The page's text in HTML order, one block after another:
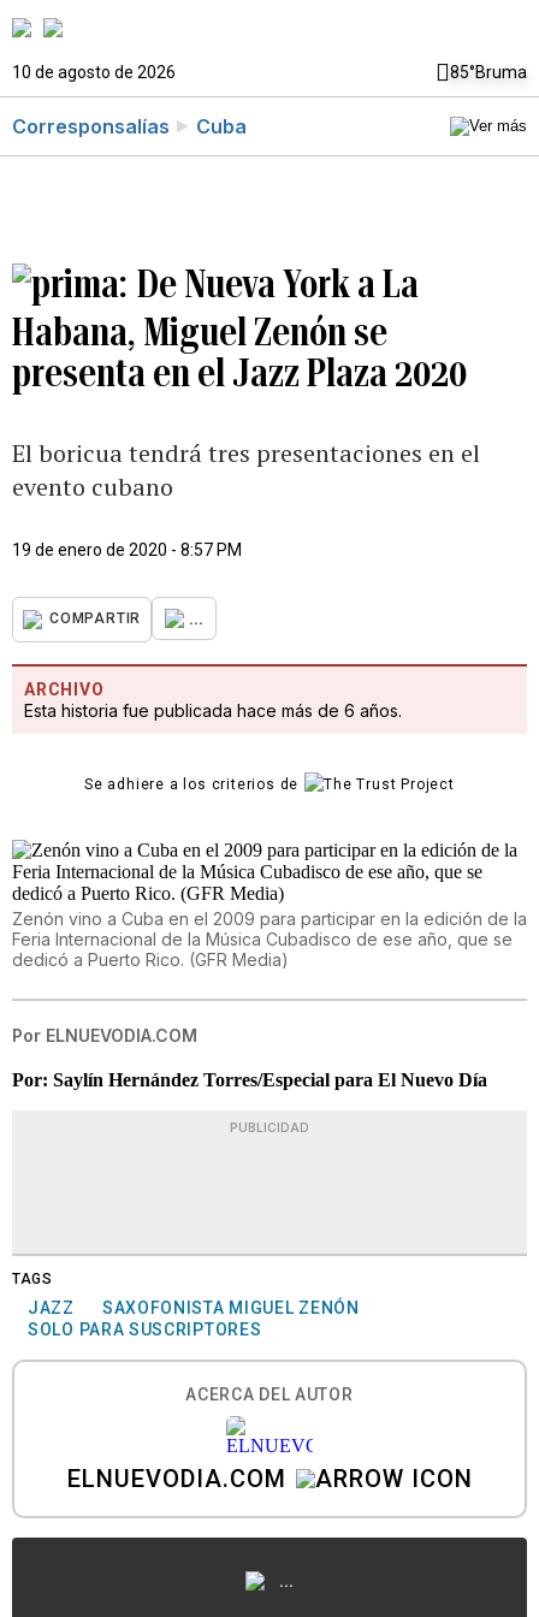
10 de agosto de 2026 85°Bruma
Corresponsalías Cuba
De Nueva York a La
Habana, Miguel Zenón se
presenta en el Jazz Plaza 2020
El boricua tendrá tres presentaciones en el
evento cubano
19 de enero de 2020 - 8:57 PM
COMPARTIR ...
ARCHIVO
Esta historia fue publicada hace más de 6 años.
Se adhiere a los criterios de
Zenón vino a Cuba en el 2009 para participar en la edición de la
Feria Internacional de la Música Cubadisco de ese año, que se
dedicó a Puerto Rico. (GFR Media)
Por ELNUEVODIA.COM
Por: Saylín Hernández Torres/Especial para El Nuevo Día
PUBLICIDAD
TAGS
JAZZ
SAXOFONISTA MIGUEL ZENÓN
SOLO PARA SUSCRIPTORES
ACERCA DEL AUTOR
ELNUEVODIA.COM
...